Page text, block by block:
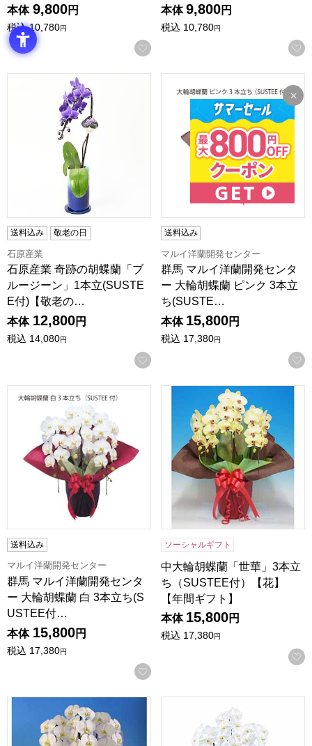
本体 9,800円
税込 10,780円
お気に入りに登録する
本体 9,800円
税込 10,780円
石原産業 奇跡の胡蝶蘭「ブルージーン」1本立(SUSTEE付)
送料込み 敬老の日
石原産業
石原産業 奇跡の胡蝶蘭「ブ
ルージーン」1本立(SUSTE
E付)【敬老の…
本体 12,800円
税込 14,080円
お気に入りに登録する
送料込み
マルイ洋蘭開発センター
群馬 マルイ洋蘭開発センタ
ー 大輪胡蝶蘭 ピンク 3本立
ち(SUSTE…
本体 15,800円
税込 17,380円
群馬 マルイ洋蘭開発センター 大輪胡蝶蘭 白 3本立ち
送料込み
マルイ洋蘭開発センター
群馬 マルイ洋蘭開発センタ
ー 大輪胡蝶蘭 白 3本立ち(S
USTEE付…
本体 15,800円
税込 17,380円
お気に入りに登録する
中大輪胡蝶蘭「世華」3本立
ソーシャルギフト
中大輪胡蝶蘭「世華」3本立
ち（SUSTEE付）【花】
【年間ギフト】
本体 15,800円
税込 17,380円
中大輪胡蝶蘭「プリンス」3本立ち（SUSTEE付）【花】【